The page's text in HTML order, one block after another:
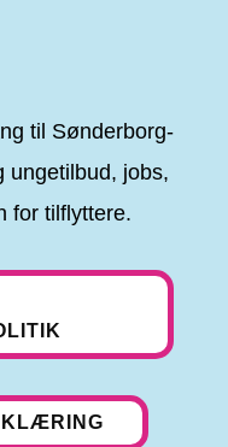
til Sønderborg-
ungetilbud, jobs,
for tilflyttere.